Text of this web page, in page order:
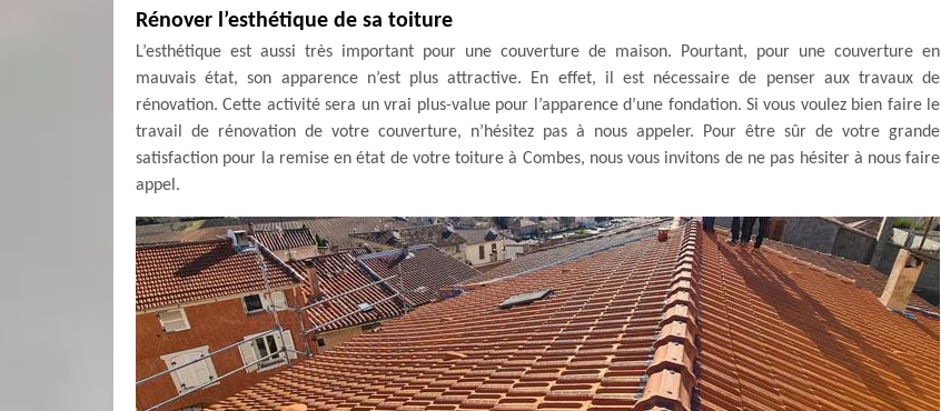
Rénover l’esthétique de sa toiture
L’esthétique est aussi très important pour une couverture de maison. Pourtant, pour une couverture en
mauvais état, son apparence n’est plus attractive. En effet, il est nécessaire de penser aux travaux de
rénovation. Cette activité sera un vrai plus-value pour l’apparence d’une fondation. Si vous voulez bien faire le
travail de rénovation de votre couverture, n’hésitez pas à nous appeler. Pour être sûr de votre grande
satisfaction pour la remise en état de votre toiture à Combes, nous vous invitons de ne pas hésiter à nous faire
appel.